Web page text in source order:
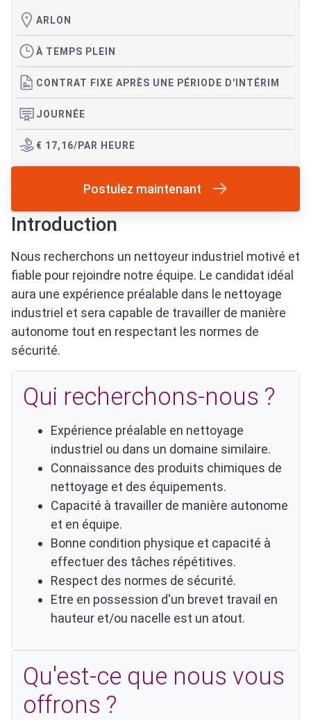
ARLON
À TEMPS PLEIN
CONTRAT FIXE APRÈS UNE PÉRIODE D'INTÉRIM
JOURNÉE
€ 17,16/PAR HEURE
Postulez maintenant
Introduction
Nous recherchons un nettoyeur industriel motivé et
fiable pour rejoindre notre équipe. Le candidat idéal
aura une expérience préalable dans le nettoyage
industriel et sera capable de travailler de manière
autonome tout en respectant les normes de
sécurité.
Qui recherchons-nous ?
Expérience préalable en nettoyage
industriel ou dans un domaine similaire.
Connaissance des produits chimiques de
nettoyage et des équipements.
Capacité à travailler de manière autonome
et en équipe.
Bonne condition physique et capacité à
effectuer des tâches répétitives.
Respect des normes de sécurité.
Etre en possession d'un brevet travail en
hauteur et/ou nacelle est un atout.
Qu'est-ce que nous vous
offrons ?